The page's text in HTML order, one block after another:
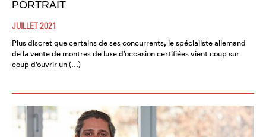
PORTRAIT
JUILLET 2021
Plus discret que certains de ses concurrents, le spécialiste allemand
de la vente de montres de luxe d’occasion certifiées vient coup sur
coup d’ouvrir un (…)